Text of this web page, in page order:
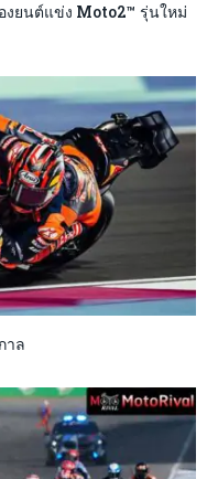
งยนต์แข่ง Moto2™ รุ่นใหม่
าล